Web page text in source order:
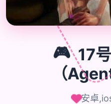
🎮
🎮 17
（
安卓